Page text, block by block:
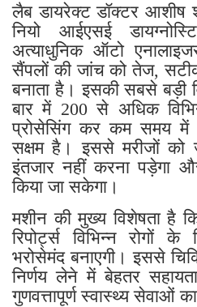
लैब डायरेक्ट डॉक्टर आशीष
नियो आईएसई
अत्याधुनिक ऑटो
सैंपलों की जांच को तेज,
बनाता है। इसकी सबसे बड़ी
बार में 200 से अधिक
प्रोसेसिंग कर कम समय में
सक्षम है। इससे मरीजों को
इंतजार नहीं करना पड़ेगा
किया जा सकेगा।
मशीन की मुख्य विशेषता है
रिपोर्ट्स विभिन्न रोगों
भरोसेमंद बनाएगी। इससे
निर्णय लेने में बेहतर
गुणवत्तापूर्ण स्वास्थ्य सेवाओं